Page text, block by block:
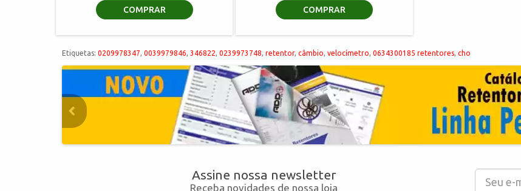
COMPRAR COMPRAR
Etiquetas: 0209978347 0039979846 346822 0239973748 retentor, câmbio velocímetro 0634300185 retentores cho
Assine nossa newsletter
Receba novidades de nossa loja